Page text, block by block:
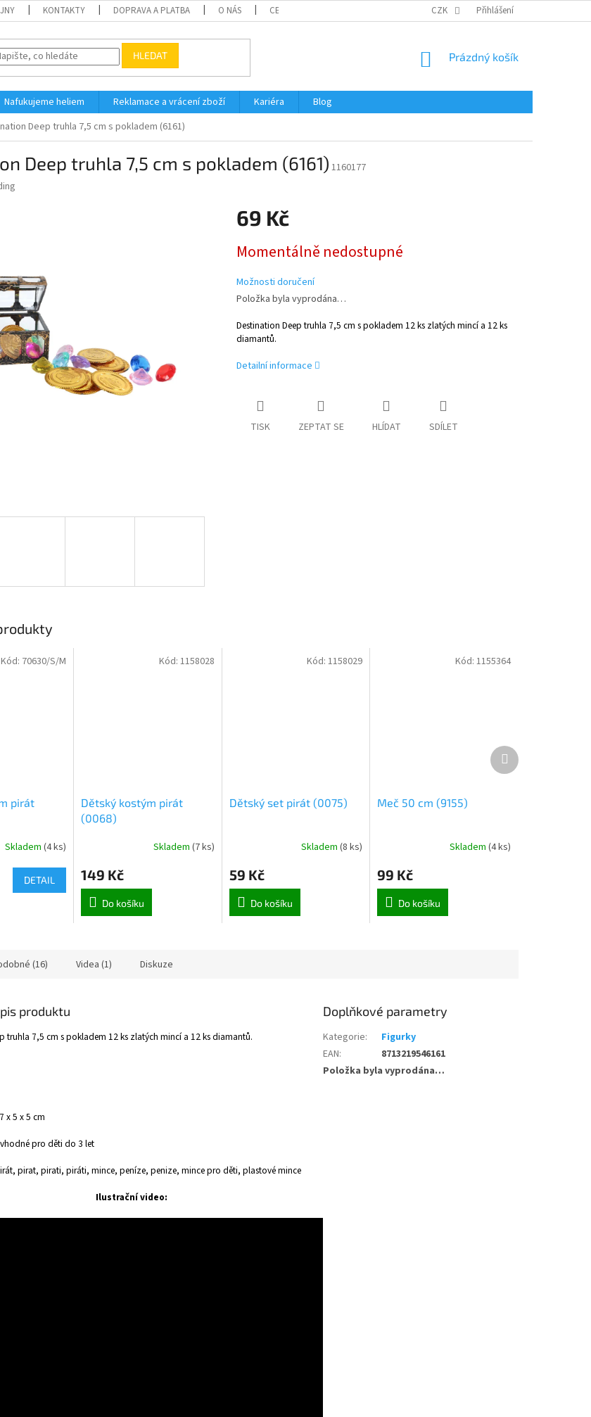
KONTAKTY DOPRAVA A PLATBA O NÁS CERTIFIKÁTY A NÁVODY OBCHODNÍ PODMÍNKY OCHRANA OSOBNÍCH
CZK Přihlášení
HLEDAT
NÁKUPNÍ
Prázdný košík
Nafukujeme heliem Reklamace a vrácení zboží Kariéra
Blog
Deep truhla 7,5 cm s pokladem (6161)
Deep truhla 7,5 cm s pokladem (6161) 1160177
69 Kč
cena:
Momentálně nedostupné
Možnosti doručení
Položka byla vyprodána…
Destination Deep truhla 7,5 cm s pokladem 12 ks zlatých mincí a 12 ks
diamantů.
Detailní informace
TISK ZEPTAT SE HLÍDAT SDÍLET
pirát
Skladem (4 ks)
DETAIL
Kód: 70630/S/M
Dětský kostým pirát
(0068)
Skladem (7 ks)
149 Kč
Do košíku
Kód: 1158028
Dětský set pirát (0075)
Skladem(8 ks)
59 Kč
Do košíku
Kód:1158029
Meč 50 cm (9155)
Skladem (4 ks)
99 Kč
Do košíku
Kód: 1155364
Další
produkt
(16) Videa (1) Diskuze
produktu
truhla 7,5 cm s pokladem 12 ks zlatých mincí a 12 ks diamantů.
x 5 x 5 cm
pro děti do 3 let
pirat, pirati, piráti, mince, peníze, penize, mince pro děti, plastové mince
Ilustrační video:
Doplňkové parametry
Kategorie:
Figurky
EAN:
8713219546161
Položka byla vyprodána…